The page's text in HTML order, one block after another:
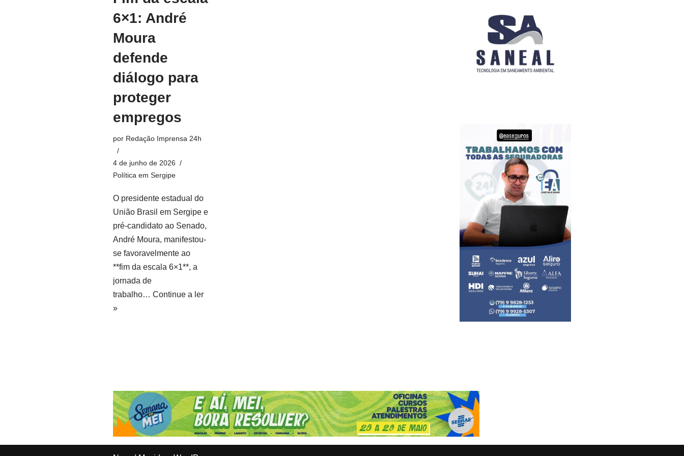
6×1: André
Moura
defende
diálogo para
proteger
empregos
por Redação Imprensa 24h
4 de junho de 2026
Política em Sergipe
O presidente estadual do
União Brasil em Sergipe e
pré-candidato ao Senado,
André Moura, manifestou-
se favoravelmente ao
**fim da escala 6×1**, a
jornada de
trabalho… Continue a ler
»